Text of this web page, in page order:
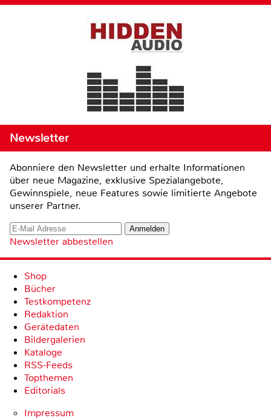
Newsletter
Abonniere den Newsletter und erhalte Informationen
über neue Magazine, exklusive Spezialangebote,
Gewinnspiele, neue Features sowie limitierte Angebote
unserer Partner.
Newsletter abbestellen
Shop
Bücher
Testkompetenz
Redaktion
Gerätedaten
Bildergalerien
Kataloge
RSS-Feeds
Topthemen
Editorials
Impressum